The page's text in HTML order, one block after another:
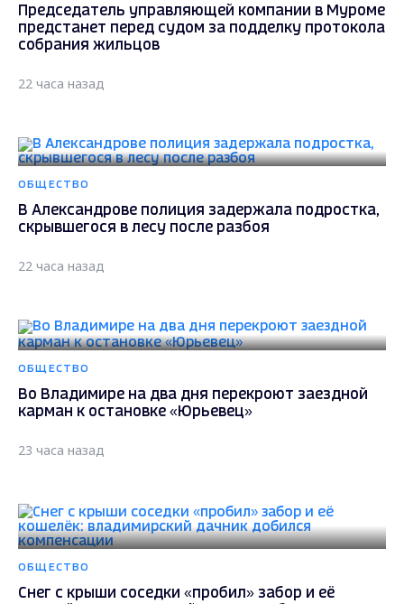
Председатель управляющей компании в Муроме
предстанет перед судом за подделку протокола
собрания жильцов
22 часа назад
ОБЩЕСТВО
В Александрове полиция задержала подростка,
скрывшегося в лесу после разбоя
22 часа назад
ОБЩЕСТВО
Во Владимире на два дня перекроют заездной
карман к остановке «Юрьевец»
23 часа назад
ОБЩЕСТВО
Снег с крыши соседки «пробил» забор и её